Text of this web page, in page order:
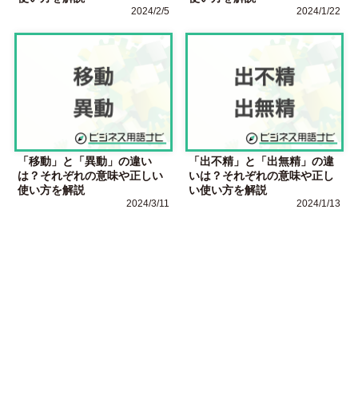
2024/2/5 2024/1/22
「移動」と「異動」の違い
は？それぞれの意味や正しい
使い方を解説
2024/3/11
「出不精」と「出無精」の違
いは？それぞれの意味や正し
い使い方を解説
2024/1/13